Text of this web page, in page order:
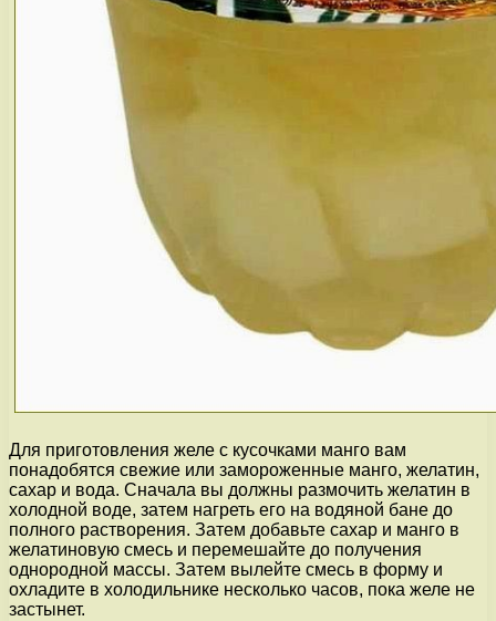
Для приготовления желе с кусочками манго вам
понадобятся свежие или замороженные манго, желатин,
сахар и вода. Сначала вы должны размочить желатин в
холодной воде, затем нагреть его на водяной бане до
полного растворения. Затем добавьте сахар и манго в
желатиновую смесь и перемешайте до получения
однородной массы. Затем вылейте смесь в форму и
охладите в холодильнике несколько часов, пока желе не
застынет.